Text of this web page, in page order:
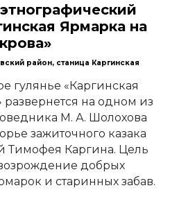
Ярмарка на
район, станица Каргинская
гулянье «Каргинская
на одном из
М. А. Шолохова
зажиточного казака
Тимофея Каргина. Цель
добрых
и старинных забав.